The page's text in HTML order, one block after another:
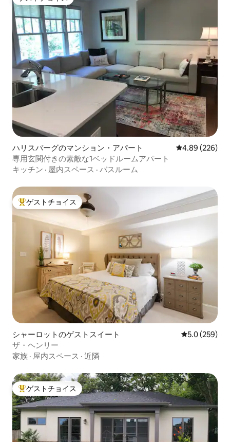
ゲストチョイス
ハリスバーグのマンション・アパート レビュー226
4.89 (226)
専用玄関付きの素敵な1ベッドルームアパート
キッチン · 屋内スペース · バスルーム
大好評のゲストチョイスです。
ゲストチョイス
シャーロットのゲストスイート レビュー259
5.0 (259)
ザ・ヘンリー
家族 · 屋内スペース · 近隣
大好評のゲストチョイスです。
ゲストチョイス